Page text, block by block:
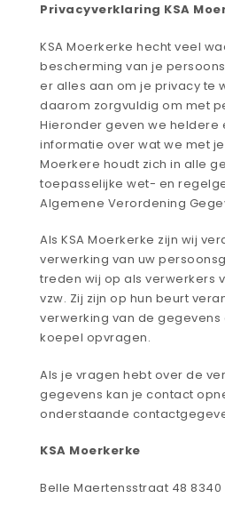
Privacyverklaring KSA
KSA Moerkerke hecht veel
bescherming van je
er alles aan om je privacy te
daarom zorgvuldig om met
Hieronder geven we heldere
informatie over wat we met
Moerkere houdt zich in alle
toepasselijke wet- en
Algemene Verordening
Als KSA Moerkerke zijn wij
verwerking van uw
treden wij op als verwerkers
vzw. Zij zijn op hun beurt
verwerking van de gegevens
koepel opvragen.
Als je vragen hebt over de
gegevens kan je contact
onderstaande
KSA Moerkerke
Belle Maertensstraat 48